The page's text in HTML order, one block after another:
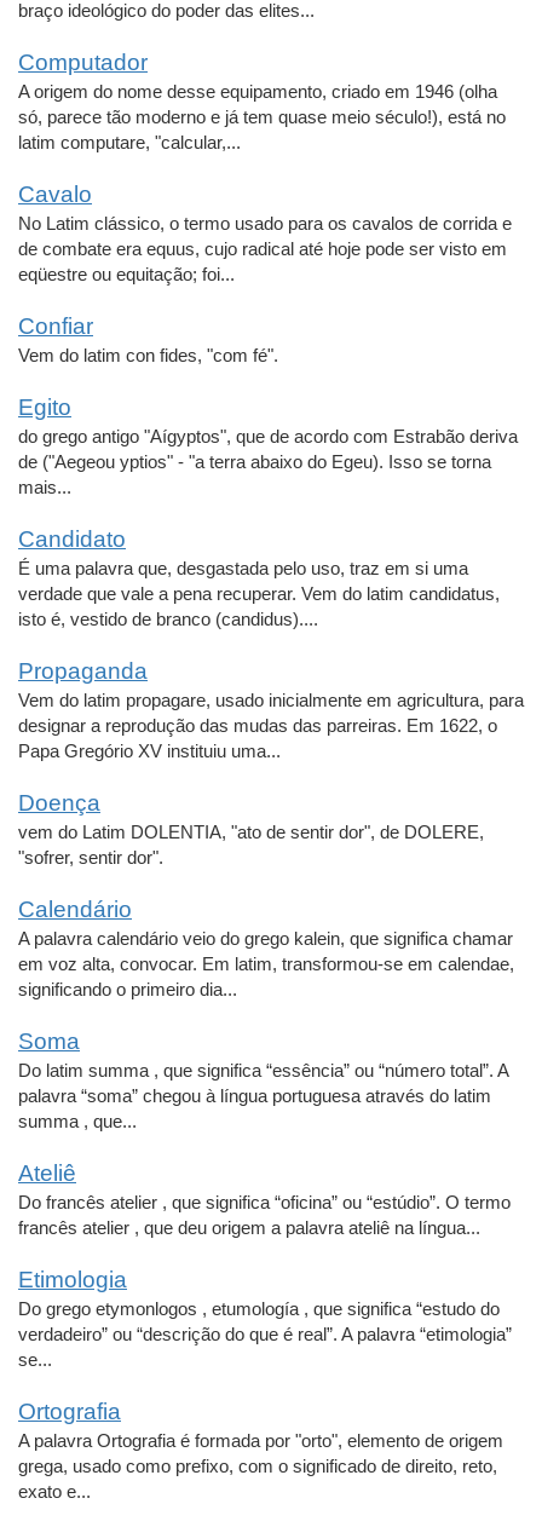
braço ideológico do poder das elites...
Computador
A origem do nome desse equipamento, criado em 1946 (olha
só, parece tão moderno e já tem quase meio século!), está no
latim computare, "calcular,...
Cavalo
No Latim clássico, o termo usado para os cavalos de corrida e
de combate era equus, cujo radical até hoje pode ser visto em
eqüestre ou equitação; foi...
Confiar
Vem do latim con fides, "com fé".
Egito
do grego antigo "Aígyptos", que de acordo com Estrabão deriva
de ("Aegeou yptios" - "a terra abaixo do Egeu). Isso se torna
mais...
Candidato
É uma palavra que, desgastada pelo uso, traz em si uma
verdade que vale a pena recuperar. Vem do latim candidatus,
isto é, vestido de branco (candidus)....
Propaganda
Vem do latim propagare, usado inicialmente em agricultura, para
designar a reprodução das mudas das parreiras. Em 1622, o
Papa Gregório XV instituiu uma...
Doença
vem do Latim DOLENTIA, "ato de sentir dor", de DOLERE,
"sofrer, sentir dor".
Calendário
A palavra calendário veio do grego kalein, que significa chamar
em voz alta, convocar. Em latim, transformou-se em calendae,
significando o primeiro dia...
Soma
Do latim summa , que significa “essência” ou “número total”. A
palavra “soma” chegou à língua portuguesa através do latim
summa , que...
Ateliê
Do francês atelier , que significa “oficina” ou “estúdio”. O termo
francês atelier , que deu origem a palavra ateliê na língua...
Etimologia
Do grego etymonlogos , etumología , que significa “estudo do
verdadeiro” ou “descrição do que é real”. A palavra “etimologia”
se...
Ortografia
A palavra Ortografia é formada por "orto", elemento de origem
grega, usado como prefixo, com o significado de direito, reto,
exato e...